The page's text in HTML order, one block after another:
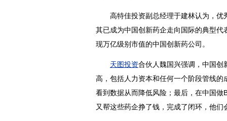
高特佳投资副总经理于建林认为，优
其已成为中国创新药企走向国际的典型
现万亿级别市值的中国创新药公司。
天图投资合伙人魏国兴强调，中国创
高，包括人力资本和任何一个阶段管线
看到数据从而降低风险；最后，在中国
又帮这些药企挣了钱，完成了闭环，他